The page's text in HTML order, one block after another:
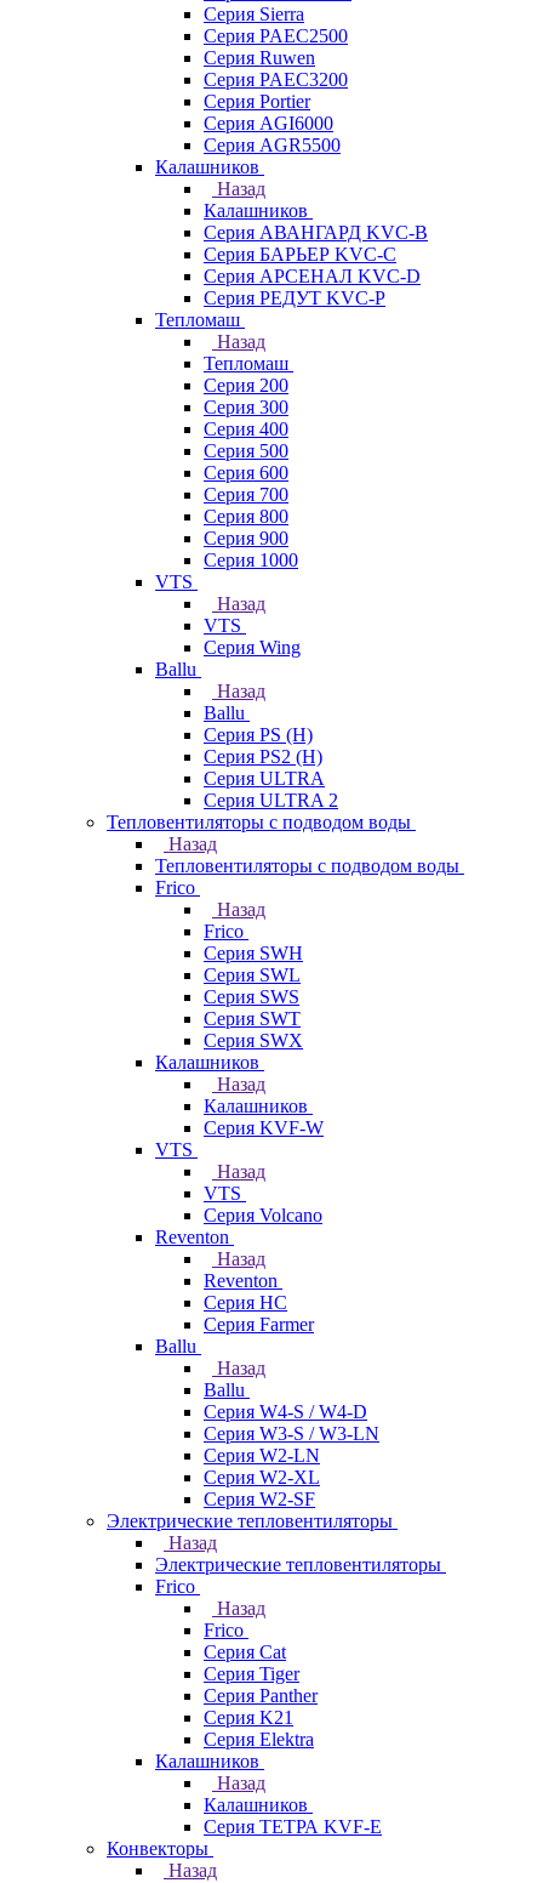
Серия Sierra
Серия PAEC2500
Серия Ruwen
Серия PAEC3200
Серия Portier
Серия AGI6000
Серия AGR5500
Калашников
Назад
Калашников
Серия АВАНГАРД KVC-B
Серия БАРЬЕР KVC-C
Серия АРСЕНАЛ KVC-D
Серия РЕДУТ KVC-P
Тепломаш
Назад
Тепломаш
Серия 200
Серия 300
Серия 400
Серия 500
Серия 600
Серия 700
Серия 800
Серия 900
Серия 1000
VTS
Назад
VTS
Серия Wing
Ballu
Назад
Ballu
Серия PS (H)
Серия PS2 (H)
Серия ULTRA
Серия ULTRA 2
Тепловентиляторы с подводом воды
Назад
Тепловентиляторы с подводом воды
Frico
Назад
Frico
Серия SWH
Серия SWL
Серия SWS
Серия SWT
Серия SWX
Калашников
Назад
Калашников
Серия KVF-W
VTS
Назад
VTS
Серия Volcano
Reventon
Назад
Reventon
Серия HC
Серия Farmer
Ballu
Назад
Ballu
Серия W4-S / W4-D
Серия W3-S / W3-LN
Серия W2-LN
Серия W2-XL
Серия W2-SF
Электрические тепловентиляторы
Назад
Электрические тепловентиляторы
Frico
Назад
Frico
Серия Cat
Серия Tiger
Серия Panther
Серия K21
Серия Elektra
Калашников
Назад
Калашников
Серия ТЕТРА KVF-E
Конвекторы
Назад